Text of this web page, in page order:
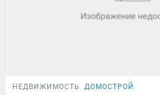
НЕДВИЖИМОСТЬ ДОМОСТРОЙ